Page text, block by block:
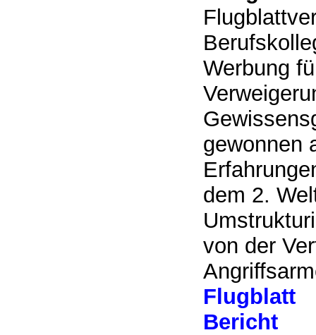
Werbung
gewonnen
dem 2.
von der
Flugblatt
Bericht